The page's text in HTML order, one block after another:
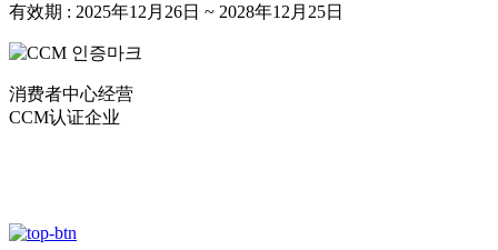
有效期 : 2025年12月26日 ~ 2028年12月25日
消费者中心经营
CCM认证企业